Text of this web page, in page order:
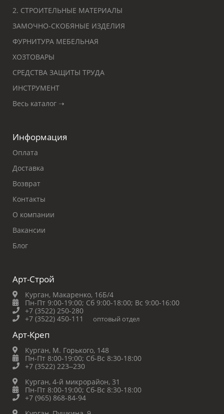
2. СТРОИТЕЛЬНЫЕ МАТЕРИАЛЫ
ЗАМОЧНО-СКОБЯНЫЕ ИЗДЕЛИЯ
ФУРНИТУРА МЕБЕЛЬНАЯ
ХОЗТОВАРЫ
СРЕДСТВА ЗАЩИТЫ ТРУДА
ИНСТРУМЕНТ
Весь каталог ➝
Информация
Оплата
Доставка
Возврат
Контакты
О компании
Вакансии
Блог
Арт-Строй
Курган, Макаренко, 16Б/4
Пн-Пт 9:00-19:00; Сб 9:00-18:00; Вс 9:00-16:00
+7 (3522) 250-280
+7 (3522) 450-111
оптовый отдел
Арт-Креп
Курган, М. Горького, 148
Пн-Пт 8:00-19:00; Сб-Вс 8:30-18:00
+7 (3522) 223‒230
Курган, 4-й микрорайон, 31
Пн-Пт 8:00-19:00; Сб-Вс 8:30-18:00
+7 (965) 868-84-94